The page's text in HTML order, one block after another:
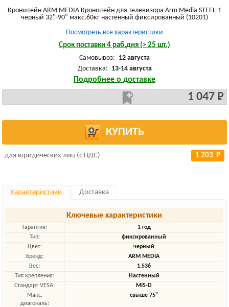
Кронштейн ARM MEDIA Кронштейн для телевизора Arm Media STEEL-1
черный 32"-90" макс.60кг настенный фиксированный (10201)
Посмотреть все характеристики
Срок поставки 4 раб.дня (> 25 шт.)
Самовывоз: 12 августа
Доставка: 13-14 августа
Подробнее о доставке
1 047 Р
КУПИТЬ
для юридических лиц (с НДС) 1 203 Р
Характеристики Доставка
Ключевые характеристики
Гарантия:
1 год
Тип:
фиксированный
Цвет:
черный
Бренд:
ARM MEDIA
Вес:
1.536
Тип крепления:
Настенный
Стандарт VESA:
MIS-D
Макс.
диагональ:
свыше 75"